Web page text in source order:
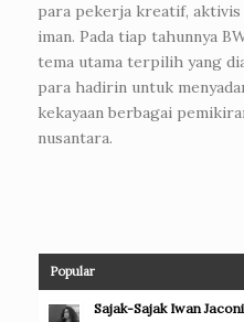
para pekerja kreatif, aktivis
iman. Pada tiap tahunnya
tema utama terpilih yang
para hadirin untuk
kekayaan berbagai
nusantara.
Popular
Sajak-Sajak Iwan